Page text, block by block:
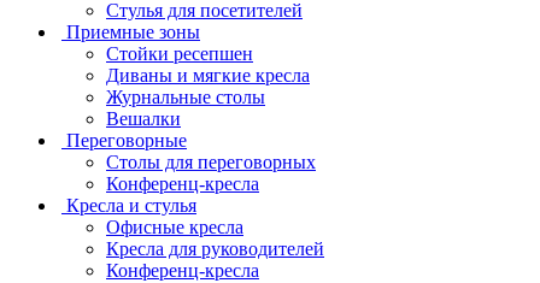
Стулья для посетителей
Приемные зоны
Стойки ресепшен
Диваны и мягкие кресла
Журнальные столы
Вешалки
Переговорные
Столы для переговорных
Конференц-кресла
Кресла и стулья
Офисные кресла
Кресла для руководителей
Конференц-кресла